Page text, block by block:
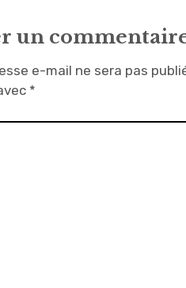
un
e-mail ne sera pas
*